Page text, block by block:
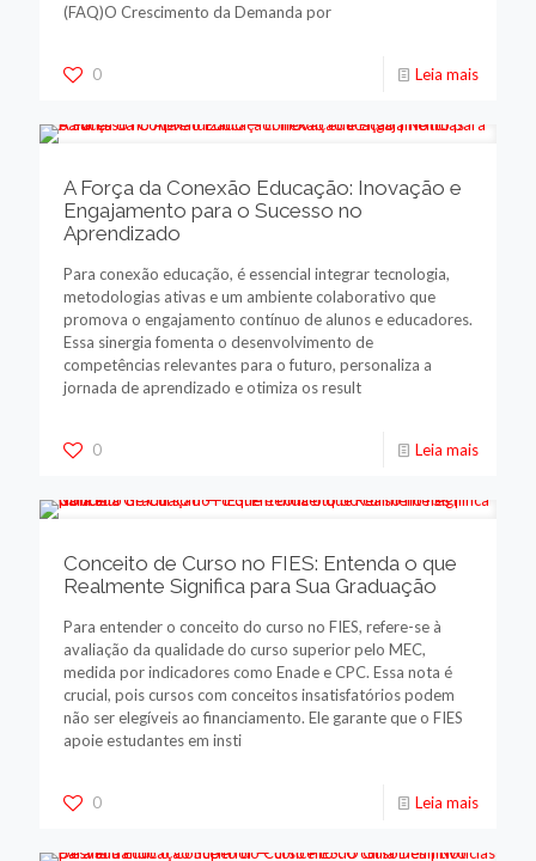
(FAQ)O Crescimento da Demanda por
0 Leia mais
A Força da Conexão Educação: Inovação e
Engajamento para o Sucesso no
Aprendizado
Para conexão educação, é essencial integrar tecnologia,
metodologias ativas e um ambiente colaborativo que
promova o engajamento contínuo de alunos e educadores.
Essa sinergia fomenta o desenvolvimento de
competências relevantes para o futuro, personaliza a
jornada de aprendizado e otimiza os result
0 Leia mais
Conceito de Curso no FIES: Entenda o que
Realmente Significa para Sua Graduação
Para entender o conceito do curso no FIES, refere-se à
avaliação da qualidade do curso superior pelo MEC,
medida por indicadores como Enade e CPC. Essa nota é
crucial, pois cursos com conceitos insatisfatórios podem
não ser elegíveis ao financiamento. Ele garante que o FIES
apoie estudantes em insti
0 Leia mais